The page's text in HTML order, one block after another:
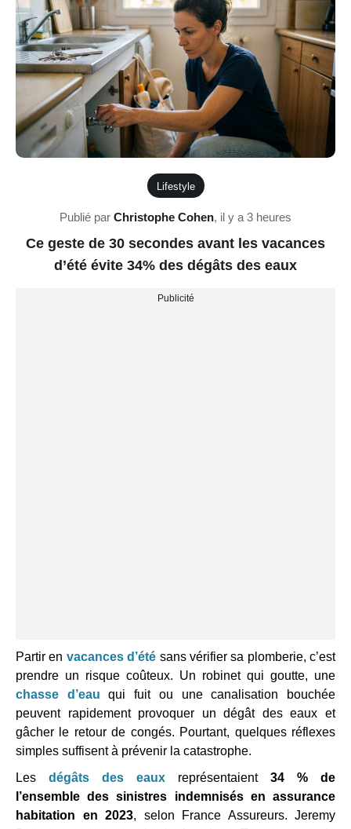
Lifestyle
Publié par Christophe Cohen, il y a 3 heures
Ce geste de 30 secondes avant les vacances
d’été évite 34% des dégâts des eaux
Partir en vacances d’été sans vérifier sa plomberie, c’est
prendre un risque coûteux. Un robinet qui goutte, une
chasse d’eau qui fuit ou une canalisation bouchée
peuvent rapidement provoquer un dégât des eaux et
gâcher le retour de congés. Pourtant, quelques réflexes
simples suffisent à prévenir la catastrophe.
Les dégâts des eaux représentaient 34 % de
l’ensemble des sinistres indemnisés en assurance
habitation en 2023, selon France Assureurs. Jeremy